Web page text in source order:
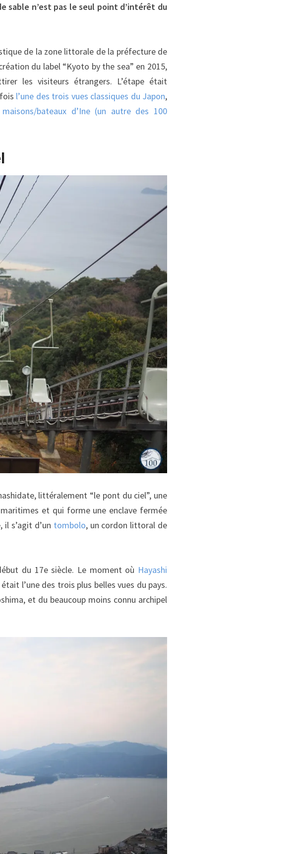
sable n’est pas le seul point d’intérêt du
de la zone littorale de la préfecture de
du label “Kyoto by the sea” en 2015,
les visiteurs étrangers. L’étape était
l’une des trois vues classiques du Japon,
maisons/bateaux d’Ine (un autre des 100
littéralement “le pont du ciel”, une
et qui forme une enclave fermée
s’agit d’un tombolo, un cordon littoral de
du 17e siècle. Le moment où Hayashi
l’une des trois plus belles vues du pays.
et du beaucoup moins connu archipel